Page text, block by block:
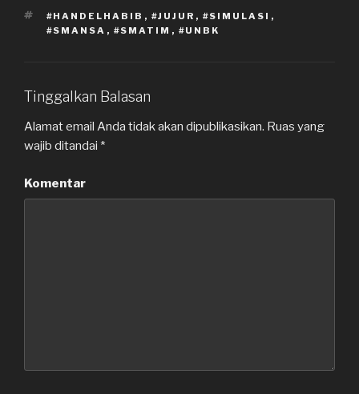
TAG
#HANDELHABIB , #JUJUR , #SIMULASI ,
#SMANSA , #SMATIM , #UNBK
Tinggalkan Balasan
Alamat email Anda tidak akan dipublikasikan. Ruas yang
wajib ditandai *
Komentar